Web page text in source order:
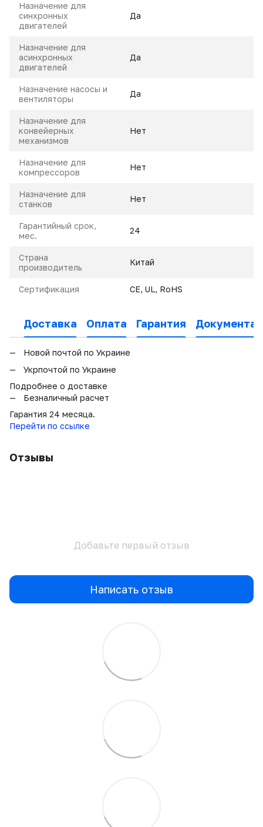
Назначение для
синхронных
двигателей
Да
Назначение для
асинхронных
двигателей
Да
Назначение насосы и
вентиляторы
Да
Назначение для
конвейерных
механизмов
Нет
Назначение для
компрессоров
Нет
Назначение для
станков
Нет
Гарантийный срок,
мес.
24
Страна
производитель
Китай
Сертификация CE, UL, RoHS
Доставка Оплата Гарантия
Новой почтой по Украине
Укрпочтой по Украине
Подробнее о доставке
Безналичный расчет
Гарантия 24 месяца.
Перейти по ссылке
Отзывы
Добавьте первый отзыв
Написать отзыв